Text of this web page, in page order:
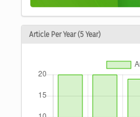
Article Per Year (5 Year)